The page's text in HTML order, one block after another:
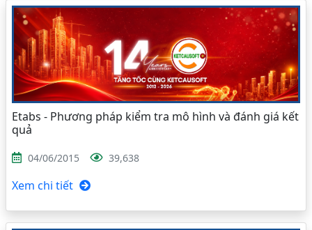
Etabs - Phương pháp kiểm tra mô hình và đánh giá kết
quả
04/06/2015 39,638
Xem chi tiết